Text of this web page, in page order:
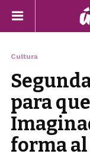
Cultura
para
forma